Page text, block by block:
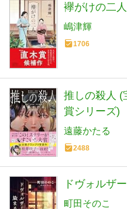
襷がけの二人
嶋津輝
1706
推しの殺人 (
賞シリーズ)
遠藤かたる
2488
ドヴォルザ
町田そのこ